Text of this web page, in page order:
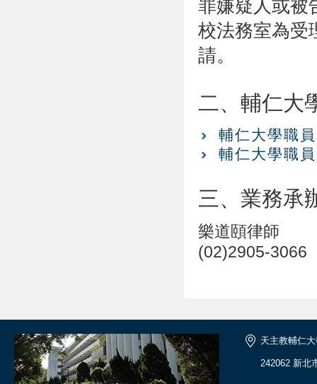
罪嫌疑人或被
校法務室為受
請。
二、輔仁大
輔仁大學職
輔仁大學職
三、業務承
樂道頤律師
(02)2905-3066
天主教輔仁
242062 新北